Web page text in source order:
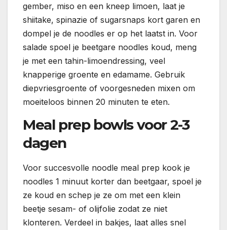
gember, miso en een kneep limoen, laat je
shiitake, spinazie of sugarsnaps kort garen en
dompel je de noodles er op het laatst in. Voor
salade spoel je beetgare noodles koud, meng
je met een tahin-limoendressing, veel
knapperige groente en edamame. Gebruik
diepvriesgroente of voorgesneden mixen om
moeiteloos binnen 20 minuten te eten.
Meal prep bowls voor 2-3
dagen
Voor succesvolle noodle meal prep kook je
noodles 1 minuut korter dan beetgaar, spoel je
ze koud en schep je ze om met een klein
beetje sesam- of olijfolie zodat ze niet
klonteren. Verdeel in bakjes, laat alles snel